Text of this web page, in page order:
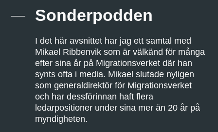
Sonderpodden
I det här avsnittet har jag ett samtal med
Mikael Ribbenvik som är välkänd för många
efter sina år på Migrationsverket där han
synts ofta i media. Mikael slutade nyligen
som generaldirektör för Migrationsverket
och har dessförinnan haft flera
ledarpositioner under sina mer än 20 år på
myndigheten.